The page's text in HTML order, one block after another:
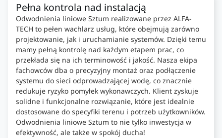
Pełna kontrola nad instalacją
Odwodnienia liniowe Sztum realizowane przez ALFA-
TECH to pełen wachlarz usług, które obejmują zarówno
projektowanie, jak i uruchamianie systemów. Dzięki temu
mamy pełną kontrolę nad każdym etapem prac, co
przekłada się na ich terminowość i jakość. Nasza ekipa
fachowców dba o precyzyjny montaż oraz podłączenie
systemu do sieci odprowadzającej wodę, co znacznie
redukuje ryzyko pomyłek wykonawczych. Klient zyskuje
solidne i funkcjonalne rozwiązanie, które jest idealnie
dostosowane do specyfiki terenu i potrzeb użytkowników.
Odwodnienia liniowe Sztum to nie tylko inwestycja w
efektywność, ale także w spokój ducha!